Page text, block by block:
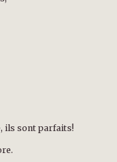
ils sont parfaits!